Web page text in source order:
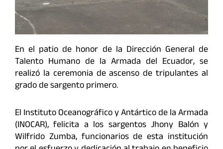
En el patio de honor de la Dirección General de
Talento Humano de la Armada del Ecuador, se
realizó la ceremonia de ascenso de tripulantes al
grado de sargento primero.
El Instituto Oceanográfico y Antártico de la Armada
(INOCAR), felicita a los sargentos Jhony Balón y
Wilfrido Zumba, funcionarios de esta institución